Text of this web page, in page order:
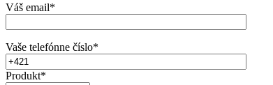
Váš email*
Vaše telefónne číslo*
Produkt*